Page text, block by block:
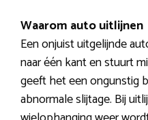
Waarom auto uitlijnen
Een onjuist uitgelijnde
naar één kant en stuurt
geeft het een ongunstig
abnormale slijtage. Bij